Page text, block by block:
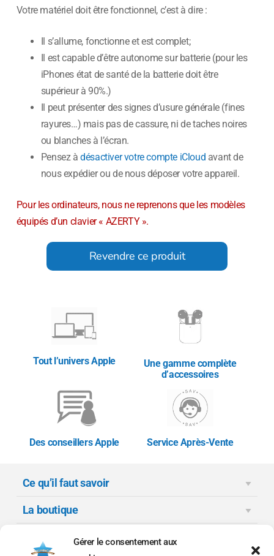
Gérer le consentement aux
Votre matériel doit être fonctionnel, c’est à dire :
Il s’allume, fonctionne et est complet;
Il est capable d’être autonome sur batterie (pour les
iPhones état de santé de la batterie doit être
supérieur à 90%.)
Il peut présenter des signes d’usure générale (fines
rayures…) mais pas de cassure, ni de taches noires
ou blanches à l’écran.
Pensez àdésactiver votre compte iCloud avant de
nous expédier ou de nous déposer votre appareil.
Pour les ordinateurs, nous ne reprenons que les modèles
équipés d’un clavier « AZERTY ».
Revendre ce produit
Tout l’univers Apple
Une gamme complète
d’accessoires
Des conseillers Apple Service Après-Vente
Ce qu’il faut savoir
La boutique
Moyens de paiement